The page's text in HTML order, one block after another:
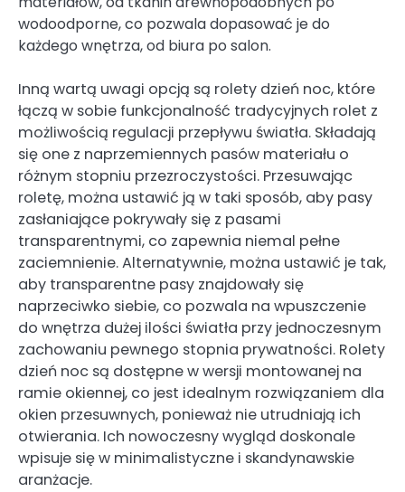
wodoodporne, co pozwala dopasować je do
każdego wnętrza, od biura po salon.
Inną wartą uwagi opcją są rolety dzień noc, które
łączą w sobie funkcjonalność tradycyjnych rolet z
możliwością regulacji przepływu światła. Składają
się one z naprzemiennych pasów materiału o
różnym stopniu przezroczystości. Przesuwając
roletę, można ustawić ją w taki sposób, aby pasy
zasłaniające pokrywały się z pasami
transparentnymi, co zapewnia niemal pełne
zaciemnienie. Alternatywnie, można ustawić je tak,
aby transparentne pasy znajdowały się
naprzeciwko siebie, co pozwala na wpuszczenie
do wnętrza dużej ilości światła przy jednoczesnym
zachowaniu pewnego stopnia prywatności. Rolety
dzień noc są dostępne w wersji montowanej na
ramie okiennej, co jest idealnym rozwiązaniem dla
okien przesuwnych, ponieważ nie utrudniają ich
otwierania. Ich nowoczesny wygląd doskonale
wpisuje się w minimalistyczne i skandynawskie
aranżacje.